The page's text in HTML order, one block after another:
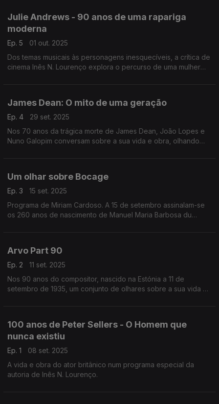
Taylor e o orgulho da terra natal.
Julie Andrews - 90 anos de uma rapariga
moderna
Ep. 5
01 out. 2025
Dos temas musicais às personagens inesquecíveis, a crítica de
cinema Inês N. Lourenço explora o percurso de uma mulher
James Dean: O mito de uma geração
Ep. 4
29 set. 2025
Nos 70 anos da trágica morte de James Dean, João Lopes e
Nuno Galopim conversam sobre a sua vida e obra, olhando
Um olhar sobre Bocage
Ep. 3
15 set. 2025
Programa de Miriam Cardoso. A 15 de setembro assinalam-se
os 260 anos de nascimento de Manuel Maria Barbosa du
Arvo Part 90
Ep. 2
11 set. 2025
Nos 90 anos do compositor, nascido na Estónia a 11 de
setembro de 1935, um conjunto de olhares sobre a sua vida e
100 anos de Peter Sellers - O Homem que
nunca existiu
Ep. 1
08 set. 2025
A vida e obra do ator britânico num programa especial da
autoria de Inês N. Lourenço.